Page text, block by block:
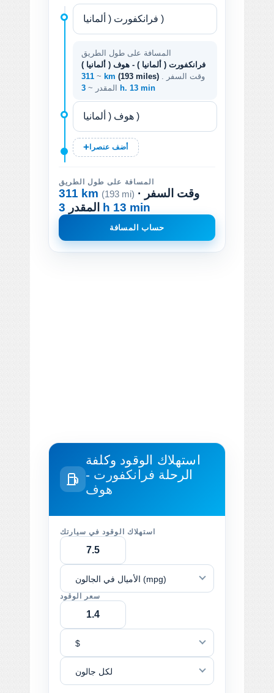
المسافة على طول الطريق
فرانكفورت ( ألمانيا ) - هوف ( ألمانيا )
~ 311 km (193 miles)
المقدر ~ 3 h. 13 min
أضف عنصرا
المسافة على طول الطريق
311 km (193 mi) · وقت السفر
المقدر 3 h 13 min
حساب المسافة
استهلاك الوقود وكلفة
الرحلة فرانكفورت -
هوف
استهلاك الوقود في سيارتك
الأميال في الجالون (mpg)
سعر الوقود
$
لكل جالون